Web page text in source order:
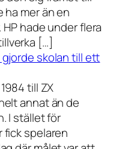
ha mer än en
hade under flera
[…]
skolan till ett
till ZX
annat än de
I stället för
spelaren